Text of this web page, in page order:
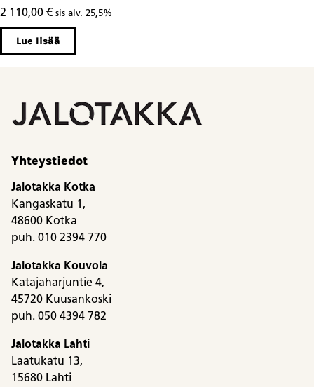
2 110,00 € sis alv. 25,5%
Lue lisää
Yhteystiedot
Jalotakka Kotka
Kangaskatu 1,
48600 Kotka
puh. 010 2394 770
Jalotakka Kouvola
Katajaharjuntie 4,
45720 Kuusankoski
puh. 050 4394 782
Jalotakka Lahti
Laatukatu 13,
15680 Lahti